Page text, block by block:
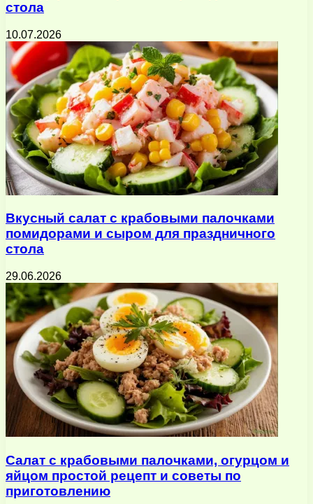
стола
10.07.2026
Вкусный салат с крабовыми палочками
помидорами и сыром для праздничного
стола
29.06.2026
Салат с крабовыми палочками, огурцом и
яйцом простой рецепт и советы по
приготовлению